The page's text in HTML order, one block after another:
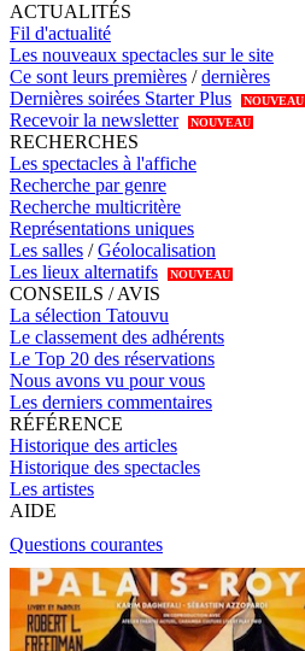
ACTUALITÉS
Fil d'actualité
Les nouveaux spectacles sur le site
Ce sont leurs premières /dernières
Dernières soirées Starter Plus
NOUVEAU
Recevoir la newsletter NOUVEAU
RECHERCHES
Les spectacles à l'affiche
Recherche par genre
Recherche multicritère
Représentations uniques
Les salles /Géolocalisation
Les lieux alternatifs
NOUVEAU
CONSEILS / AVIS
La sélection Tatouvu
Le classement des adhérents
Le Top 20 des réservations
Nous avons vu pour vous
Les derniers commentaires
RÉFÉRENCE
Historique des articles
Historique des spectacles
Les artistes
AIDE
Questions courantes